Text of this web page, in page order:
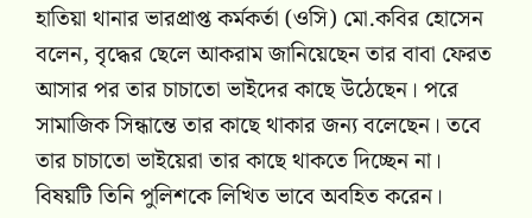
হাতিয়া থানার ভারপ্রাপ্ত কর্মকর্তা (ওসি) মো.কবির হোসেন
বলেন, বৃদ্ধের ছেলে আকরাম জানিয়েছেন তার বাবা ফেরত
আসার পর তার চাচাতো ভাইদের কাছে উঠেছেন। পরে
সামাজিক সিন্ধান্তে তার কাছে থাকার জন্য বলেছেন। তবে
তার চাচাতো ভাইয়েরা তার কাছে থাকতে দিচ্ছেন না।
বিষয়টি তিনি পুলিশকে লিখিত ভাবে অবহিত করেন।